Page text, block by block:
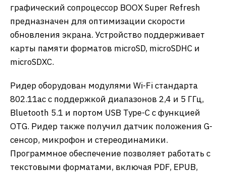
графический сопроцессор BOOX Super Refresh
предназначен для оптимизации скорости
обновления экрана. Устройство поддерживает
карты памяти форматов microSD, microSDHC и
microSDXC.
Ридер оборудован модулями Wi-Fi стандарта
802.11ac с поддержкой диапазонов 2,4 и 5 ГГц,
Bluetooth 5.1 и портом USB Type-C с функцией
OTG. Ридер также получил датчик положения G-
сенсор, микрофон и стереодинамики.
Программное обеспечение позволяет работать с
текстовыми форматами, включая PDF, EPUB,